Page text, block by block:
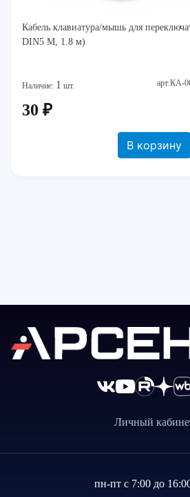
Кабель клавиатура/мышь для
DIN5 M, 1.8 м)
Наличие: 1 шт. арт:КА-
30 ₽
В корзину
Личный
пн-пт с 7:00 до